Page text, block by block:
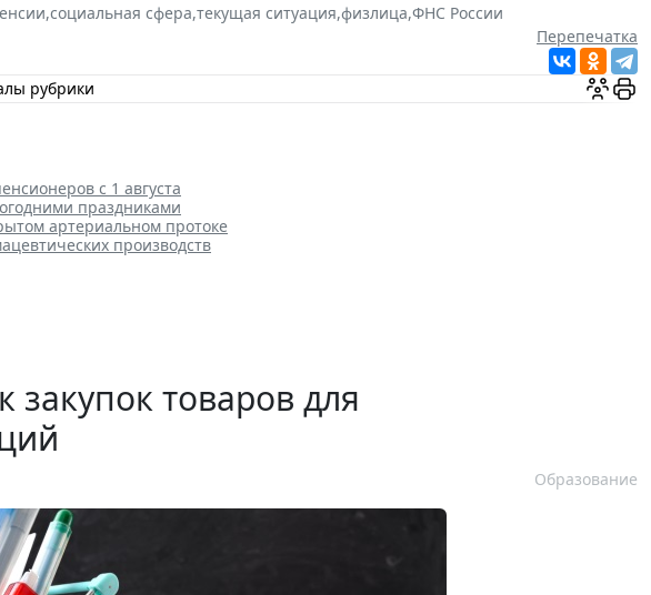
,социальная сфера,текущая ситуация,физлица,ФНС России
Перепечатка
рубрики
с 1 августа
праздниками
артериальном протоке
производств
товаров для
Образование